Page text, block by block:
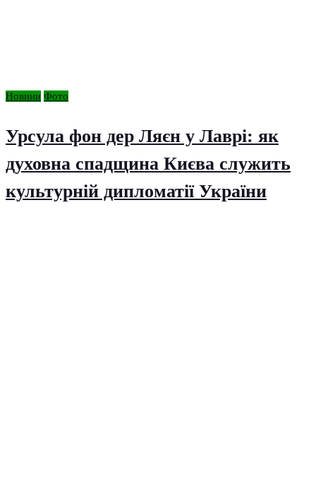
Новини Фото
Урсула фон дер Ляєн у Лаврі: як
духовна спадщина Києва служить
культурній дипломатії України